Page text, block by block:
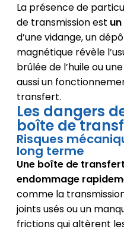
La présence de
de transmission est
d’une vidange, un
magnétique révèle
brûlée de l’huile ou
aussi un
transfert.
Les dangers
boîte de
Risques
long terme
Une boîte de
endommage
comme la
joints usés ou un
frictions qui altèrent